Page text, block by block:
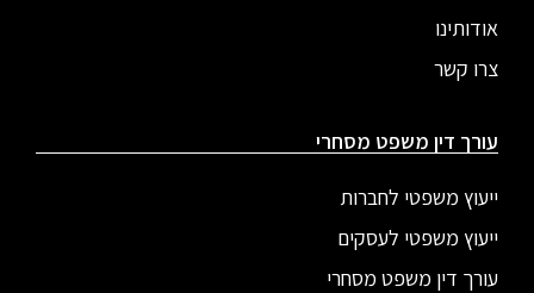
אודותינו
צרו קשר
עורך דין משפט מסחרי
ייעוץ משפטי לחברות
ייעוץ משפטי לעסקים
עורך דין משפט מסחרי